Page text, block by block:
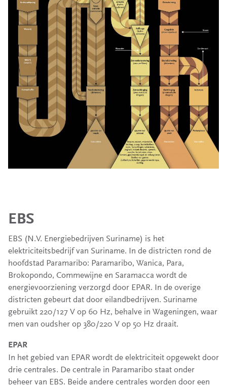
EBS
EBS (N.V. Energiebedrijven Suriname) is het
elektriciteitsbedrijf van Suriname. In de districten rond de
hoofdstad Paramaribo: Paramaribo, Wanica, Para,
Brokopondo, Commewijne en Saramacca wordt de
energievoorziening verzorgd door EPAR. In de overige
districten gebeurt dat door eilandbedrijven. Suriname
gebruikt 220/127 V op 60 Hz, behalve in Wageningen, waar
men van oudsher op 380/220 V op 50 Hz draait.
EPAR
In het gebied van EPAR wordt de elektriciteit opgewekt door
drie centrales. De centrale in Paramaribo staat onder
beheer van EBS. Beide andere centrales worden door een